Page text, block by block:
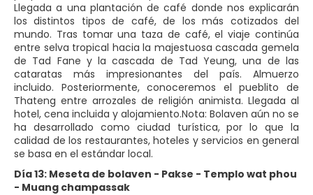
Llegada a una plantación de café donde nos explicarán
los distintos tipos de café, de los más cotizados del
mundo. Tras tomar una taza de café, el viaje continúa
entre selva tropical hacia la majestuosa cascada gemela
de Tad Fane y la cascada de Tad Yeung, una de las
cataratas más impresionantes del país. Almuerzo
incluido. Posteriormente, conoceremos el pueblito de
Thateng entre arrozales de religión animista. Llegada al
hotel, cena incluida y alojamiento.Nota: Bolaven aún no se
ha desarrollado como ciudad turística, por lo que la
calidad de los restaurantes, hoteles y servicios en general
se basa en el estándar local.
Día 13: Meseta de bolaven - Pakse - Templo wat phou
- Muang champassak